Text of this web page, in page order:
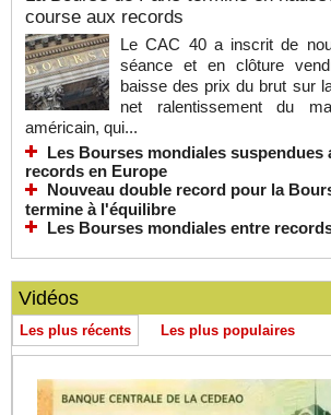
course aux records
Le CAC 40 a inscrit de
séance et en clôture
baisse des prix du brut sur
net ralentissement du
américain, qui...
Les Bourses mondiales suspendues
records en Europe
Nouveau double record pour la
termine à l'équilibre
Les Bourses mondiales entre
Vidéos
Les plus récents Les plus populaires